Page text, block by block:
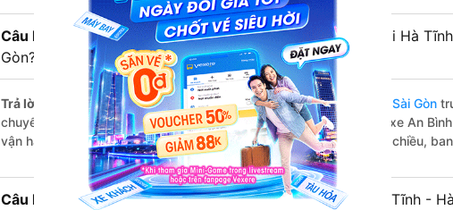
Câu hỏi:
Mỗi ngày có bao nhiêu chuyến xe Giường nằm đi Hà
Gòn?
Trả lời: Tuyến đườngxe Giường nằm Hà Tĩnh - Hà Tĩnh Thủ Đức - Sài Gòn
chuyến trên
Vexere.combắt đầu từ 1:00 đến 23:00 bởi 2 nhà xe: xe An
vận hành. Các giờ xe chạy có đầy đủ cả ban ngày, buổi trưa, buổi chiều,
Câu hỏi: Nhà xe Giường nằm đi Thủ Đức - Sài Gòn từ Hà Tĩnh -